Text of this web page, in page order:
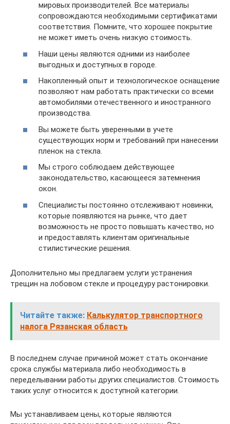
мировых производителей. Все материалы
сопровождаются необходимыми сертификатами
соответствия. Помните, что хорошее покрытие
не может иметь очень низкую стоимость.
Наши цены являются одними из наиболее
выгодных и доступных в городе.
Накопленный опыт и технологическое оснащение
позволяют нам работать практически со всеми
автомобилями отечественного и иностранного
производства.
Вы можете быть уверенными в учете
существующих норм и требований при нанесении
пленок на стекла.
Мы строго соблюдаем действующее
законодательство, касающееся затемнения
окон.
Специалисты постоянно отслеживают новинки,
которые появляются на рынке, что дает
возможность не просто повышать качество, но
и предоставлять клиентам оригинальные
стилистические решения.
Дополнительно мы предлагаем услуги устранения
трещин на лобовом стекле и процедуру растонировки.
Читайте также: Калькулятор транспортного
налога Рязанская область
В последнем случае причиной может стать окончание
срока службы материала либо необходимость в
переделывании работы других специалистов. Стоимость
таких услуг относится к доступной категории.
Мы устанавливаем цены, которые являются